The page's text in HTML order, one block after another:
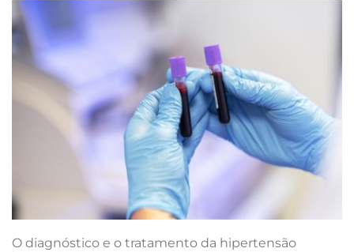
O diagnóstico e o tratamento da hipertensão